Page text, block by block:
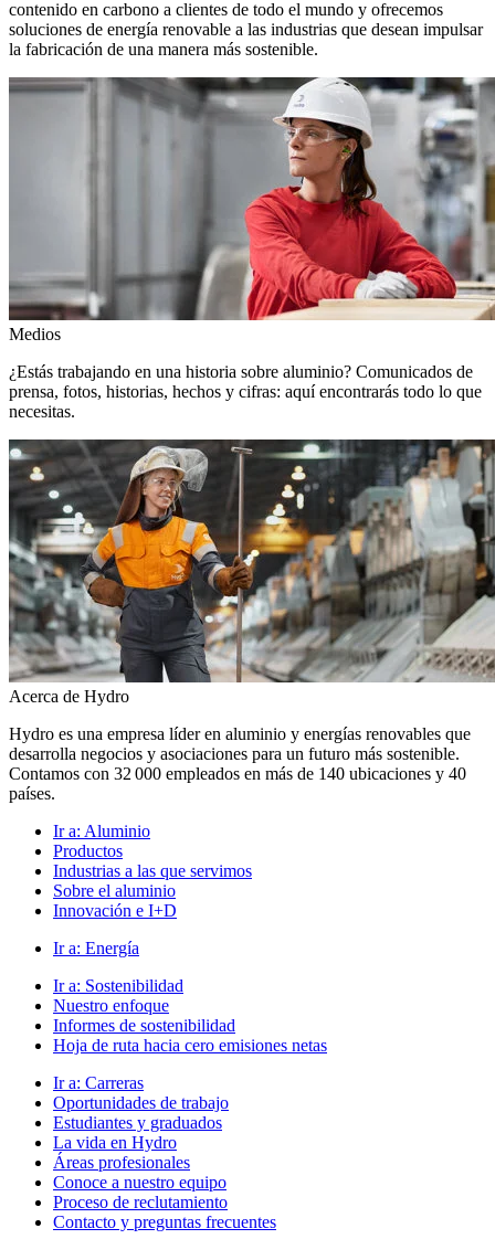
contenido en carbono a clientes de todo el mundo y ofrecemos
soluciones de energía renovable a las industrias que desean impulsar
la fabricación de una manera más sostenible.
Medios
¿Estás trabajando en una historia sobre aluminio? Comunicados de
prensa, fotos, historias, hechos y cifras: aquí encontrarás todo lo que
necesitas.
Acerca de Hydro
Hydro es una empresa líder en aluminio y energías renovables que
desarrolla negocios y asociaciones para un futuro más sostenible.
Contamos con 32 000 empleados en más de 140 ubicaciones y 40
países.
Ir a: Aluminio
Productos
Industrias a las que servimos
Sobre el aluminio
Innovación e I+D
Ir a: Energía
Ir a: Sostenibilidad
Nuestro enfoque
Informes de sostenibilidad
Hoja de ruta hacia cero emisiones netas
Ir a: Carreras
Oportunidades de trabajo
Estudiantes y graduados
La vida en Hydro
Áreas profesionales
Conoce a nuestro equipo
Proceso de reclutamiento
Contacto y preguntas frecuentes